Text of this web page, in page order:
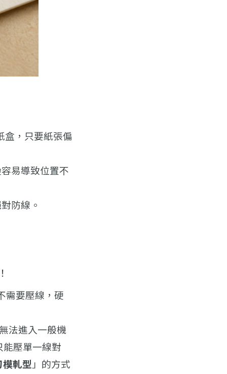
，只要紙張偏
易導致位置不
防線。
需要壓線，硬
法進入一般機
壓單一線對
軋型 」的方式